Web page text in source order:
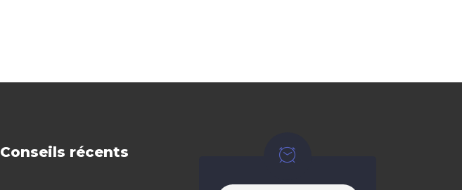
Conseils récents